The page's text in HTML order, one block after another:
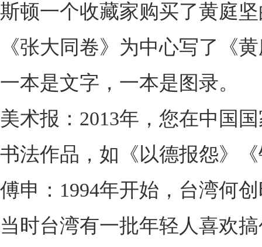
斯顿一个收藏家购买了黄庭
《张大同卷》为中心写了《
一本是文字，一本是图录。
美术报：2013年，您在中国
书法作品，如《以德报怨》
傅申：1994年开始，台湾何
当时台湾有一批年轻人喜欢